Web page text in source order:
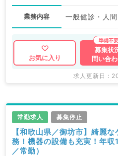
業務内容 一般健診・人
お気に入り
募集状
問い合
求人更新日 :
常勤求人 募集停止
【和歌山県／御坊市】綺麗
務！機器の設備も充実！年
／常勤）